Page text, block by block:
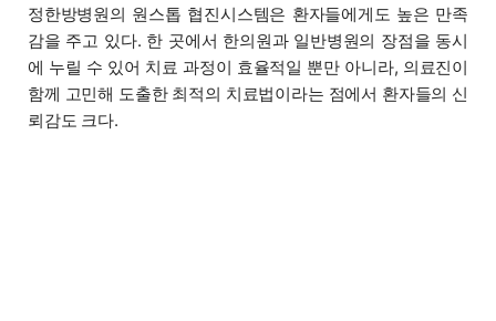
정한방병원의 원스톱 협진시스템은 환자들에게도 높은 만족
감을 주고 있다. 한 곳에서 한의원과 일반병원의 장점을 동시
에 누릴 수 있어 치료 과정이 효율적일 뿐만 아니라, 의료진이
함께 고민해 도출한 최적의 치료법이라는 점에서 환자들의 신
뢰감도 크다.